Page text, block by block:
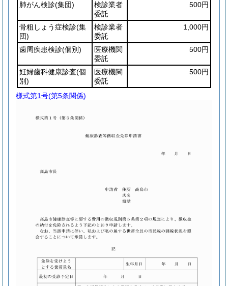
肺がん検診(集団)
検診業者
委託
500円
骨粗しょう症検診(集
団)
検診業者
委託
1,000円
歯周疾患検診(個別)
医療機関
委託
500円
妊婦歯科健康診査(個
別)
医療機関
委託
500円
様式第1号(第5条関係)